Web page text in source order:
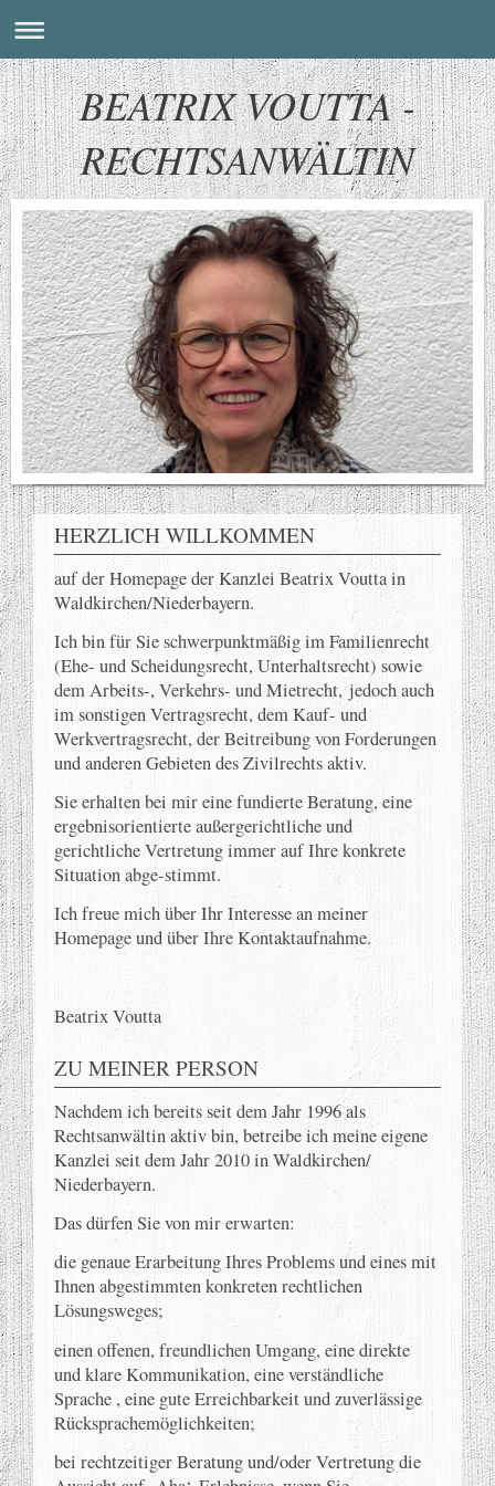
BEATRIX VOUTTA -
RECHTSANWÄLTIN
HERZLICH WILLKOMMEN
auf der Homepage der Kanzlei Beatrix Voutta in
Waldkirchen/Niederbayern.
Ich bin für Sie schwerpunktmäßig im Familienrecht
(Ehe- und Scheidungsrecht, Unterhaltsrecht) sowie
dem Arbeits-, Verkehrs- und Mietrecht,jedoch auch
im sonstigen Vertragsrecht, dem Kauf- und
Werkvertragsrecht, der Beitreibung von Forderungen
und anderen Gebieten des Zivilrechts aktiv.
Sie erhalten bei mir eine fundierte Beratung, eine
ergebnisorientierte außergerichtliche und
gerichtliche Vertretung immer auf Ihre konkrete
Situation abge-stimmt.
Ich freue mich über Ihr Interesse an meiner
Homepage und über Ihre Kontaktaufnahme.
Beatrix Voutta
ZU MEINER PERSON
Nachdem ich bereits seit dem Jahr 1996 als
Rechtsanwältin aktiv bin, betreibe ich meine eigene
Kanzlei seit dem Jahr 2010 in Waldkirchen/
Niederbayern.
Das dürfen Sie von mir erwarten:
die genaue Erarbeitung Ihres Problems und eines mit
Ihnen abgestimmten konkreten rechtlichen
Lösungsweges;
einen offenen, freundlichen Umgang, eine direkte
und klare Kommunikation, eine verständliche
Sprache , eine gute Erreichbarkeit und zuverlässige
Rücksprachemöglichkeiten;
bei rechtzeitiger Beratung und/oder Vertretung die